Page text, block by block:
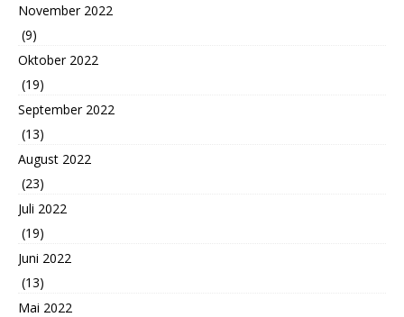
November 2022
(9)
Oktober 2022
(19)
September 2022
(13)
August 2022
(23)
Juli 2022
(19)
Juni 2022
(13)
Mai 2022